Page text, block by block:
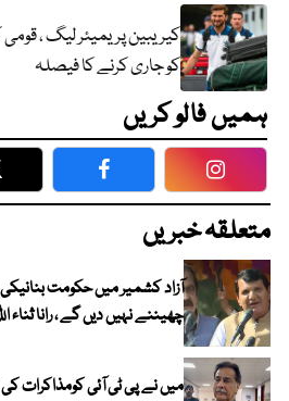
کو جاری کرنے کا فیصلہ
ہمیں فالو کریں
Facebook
متعلقہ خبریں
آزاد کشمیر میں حکومت
چھیننے نہیں دیں گے ، رانا ثناء
میں نے پی ٹی آئی کومذاکرات